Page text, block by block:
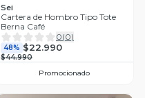
Sei
Cartera de Hombro Tipo Tote
Berna Café
0(0)
48% $22.990
$44.990
Promocionado